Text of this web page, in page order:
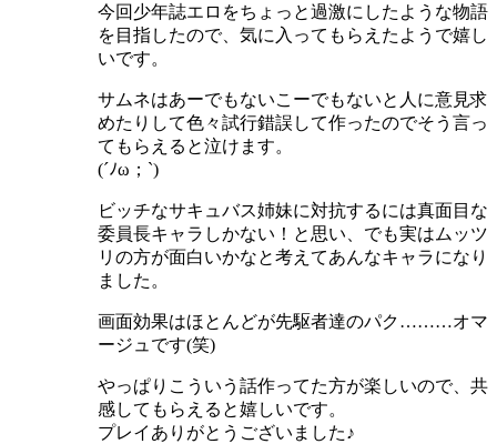
今回少年誌エロをちょっと過激にしたような物語
を目指したので、気に入ってもらえたようで嬉し
いです。
サムネはあーでもないこーでもないと人に意見求
めたりして色々試行錯誤して作ったのでそう言っ
てもらえると泣けます。
(´ﾉω；`)
ビッチなサキュバス姉妹に対抗するには真面目な
委員長キャラしかない！と思い、でも実はムッツ
リの方が面白いかなと考えてあんなキャラになり
ました。
画面効果はほとんどが先駆者達のパク………オマ
ージュです(笑)
やっぱりこういう話作ってた方が楽しいので、共
感してもらえると嬉しいです。
プレイありがとうございました♪